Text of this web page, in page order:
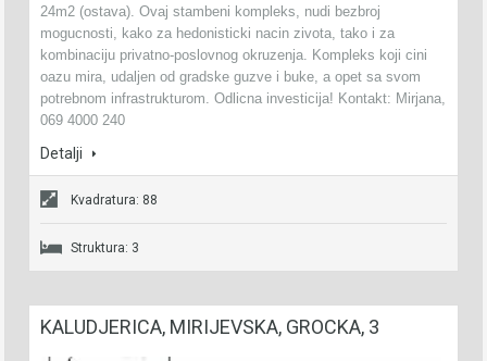
24m2 (ostava). Ovaj stambeni kompleks, nudi bezbroj
mogucnosti, kako za hedonisticki nacin zivota, tako i za
kombinaciju privatno-poslovnog okruzenja. Kompleks koji cini
oazu mira, udaljen od gradske guzve i buke, a opet sa svom
potrebnom infrastrukturom. Odlicna investicija! Kontakt: Mirjana,
069 4000 240
Detalji
Kvadratura: 88
Struktura: 3
KALUDJERICA, MIRIJEVSKA, GROCKA, 3